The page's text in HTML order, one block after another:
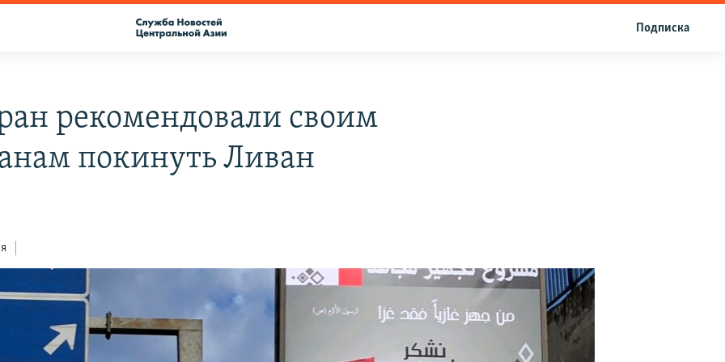
Подписка
рекомендовали своим
покинуть Ливан